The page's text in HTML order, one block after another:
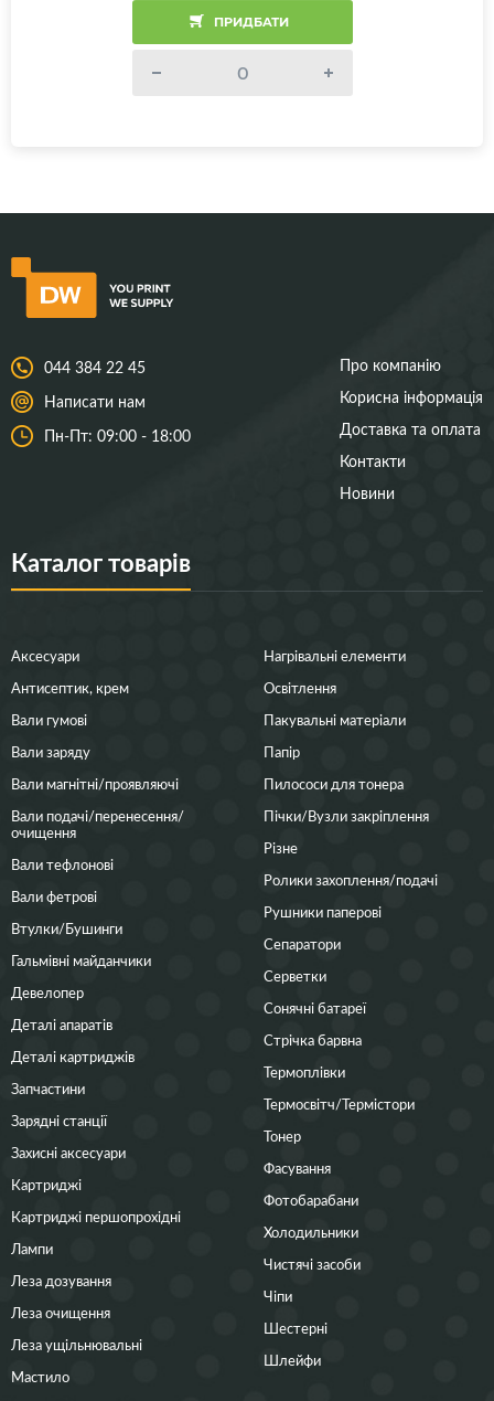
ПРИДБАТИ
044 384 22 45
Написати нам
Пн-Пт: 09:00 - 18:00
Про компанію
Корисна інформація
Доставка та оплата
Контакти
Новини
Каталог товарів
Аксесуари
Антисептик, крем
Вали гумові
Вали заряду
Вали магнітні/проявляючі
Вали подачі/перенесення/
очищення
Вали тефлонові
Вали фетрові
Втулки/Бушинги
Гальмівні майданчики
Девелопер
Деталі апаратів
Деталі картриджів
Запчастини
Зарядні станції
Захисні аксесуари
Картриджі
Картриджі першопрохідні
Лампи
Леза дозування
Леза очищення
Леза ущільнювальні
Мастило
Нагрівальні елементи
Освітлення
Пакувальні матеріали
Папір
Пилососи для тонера
Пічки/Вузли закріплення
Різне
Ролики захоплення/подачі
Рушники паперові
Сепаратори
Серветки
Сонячні батареї
Стрічка барвна
Термоплівки
Термосвітч/Термістори
Тонер
Фасування
Фотобарабани
Холодильники
Чистячі засоби
Чіпи
Шестерні
Шлейфи